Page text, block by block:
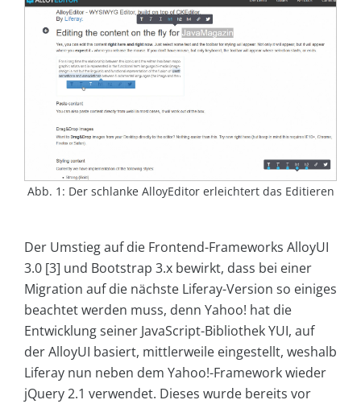
Abb. 1: Der schlanke AlloyEditor erleichtert das Editieren
Der Umstieg auf die Frontend-Frameworks AlloyUI
3.0 [3] und Bootstrap 3.x bewirkt, dass bei einer
Migration auf die nächste Liferay-Version so einiges
beachtet werden muss, denn Yahoo! hat die
Entwicklung seiner JavaScript-Bibliothek YUI, auf
der AlloyUI basiert, mittlerweile eingestellt, weshalb
Liferay nun neben dem Yahoo!-Framework wieder
jQuery 2.1 verwendet. Dieses wurde bereits vor